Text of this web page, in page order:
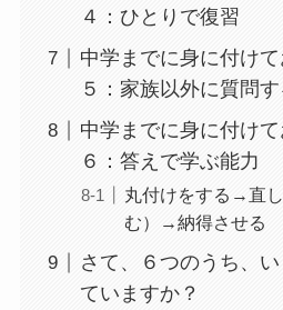
４：ひとりで復習
中学までに身に付け
５：家族以外に質問す
中学までに身に付け
６：答えで学ぶ能力
丸付けをする→直
む）→納得させる
さて、６つのうち、
ていますか？